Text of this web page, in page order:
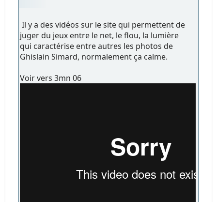
Il y a des vidéos sur le site qui permettent de
juger du jeux entre le net, le flou, la lumière
qui caractérise entre autres les photos de
Ghislain Simard, normalement ça calme.
Voir vers 3mn 06